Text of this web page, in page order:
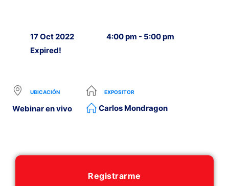
17 Oct 2022
Expired!
4:00 pm - 5:00 pm
UBICACIÓN
Webinar en vivo
EXPOSITOR
Carlos Mondragon
Registrarme